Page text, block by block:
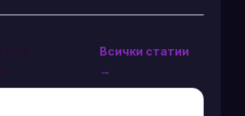
Всички статии
→